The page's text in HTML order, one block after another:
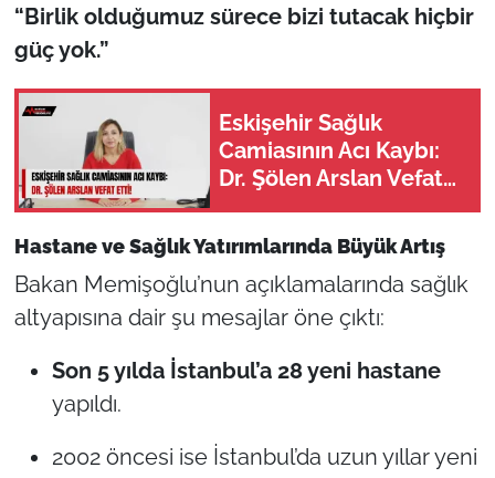
“Birlik olduğumuz sürece bizi tutacak hiçbir
güç yok.”
Eskişehir Sağlık
Camiasının Acı Kaybı:
Dr. Şölen Arslan Vefat
Hastane ve Sağlık Yatırımlarında Büyük Artış
Bakan Memişoğlu’nun açıklamalarında sağlık
altyapısına dair şu mesajlar öne çıktı:
Son 5 yılda İstanbul’a 28 yeni hastane
yapıldı.
2002 öncesi ise İstanbul’da uzun yıllar yeni